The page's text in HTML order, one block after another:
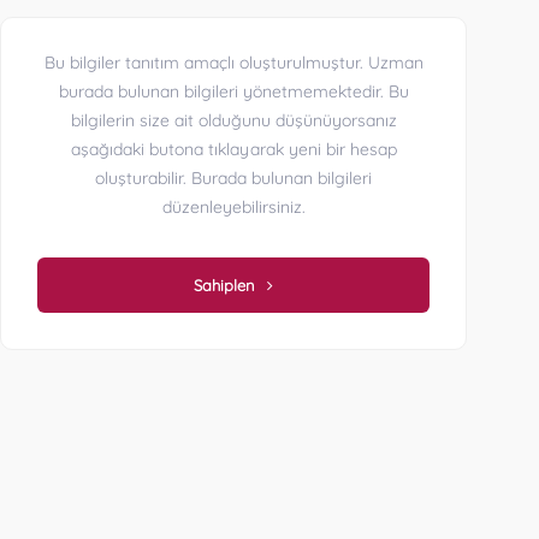
Bu bilgiler tanıtım amaçlı oluşturulmuştur. Uzman
burada bulunan bilgileri yönetmemektedir. Bu
bilgilerin size ait olduğunu düşünüyorsanız
aşağıdaki butona tıklayarak yeni bir hesap
oluşturabilir. Burada bulunan bilgileri
düzenleyebilirsiniz.
Sahiplen